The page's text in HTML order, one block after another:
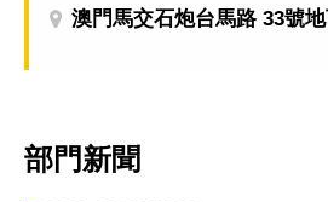
澳門馬交石炮台馬路 33號
部門新聞